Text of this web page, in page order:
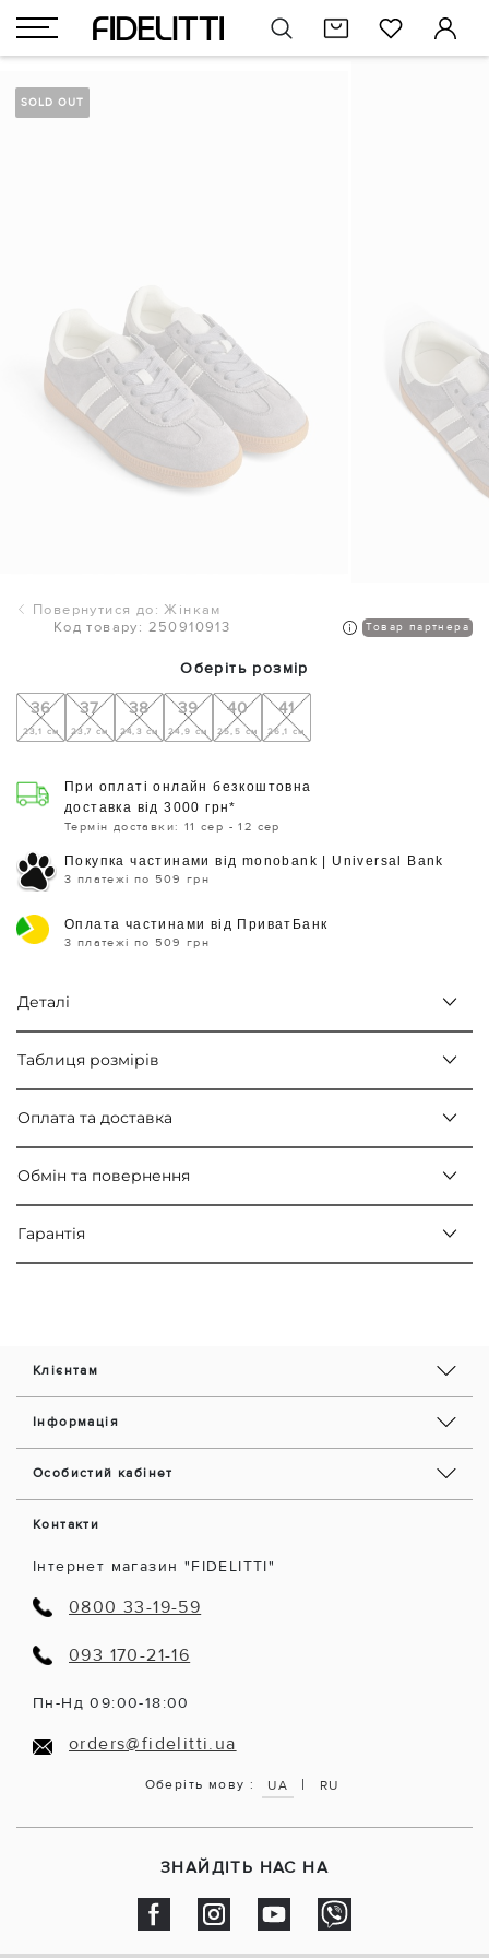
SOLD OUT
Повернутися до: Жінкам
Код товару: 250910913
Товар партнера
Оберіть розмір
36
23,1 см
37
23,7 см
38
24,3 см
39
24,9 см
40
25,5 см
41
26,1 см
При оплаті онлайн безкоштовна
доставка від 3000 грн*
Термін доставки: 11 сер - 12 сер
Покупка частинами від monobank | Universal Bank
3 платежі по 509 грн
Оплата частинами від ПриватБанк
3 платежі по 509 грн
Деталі
Таблиця розмірів
Оплата та доставка
Обмін та повернення
Гарантія
Клієнтам
Інформація
Особистий кабінет
Контакти
Інтернет магазин "FIDELITTI"
0800 33-19-59
093 170-21-16
Пн-Нд 09:00-18:00
orders@fidelitti.ua
Оберіть мову : UA | RU
ЗНАЙДІТЬ НАС НА